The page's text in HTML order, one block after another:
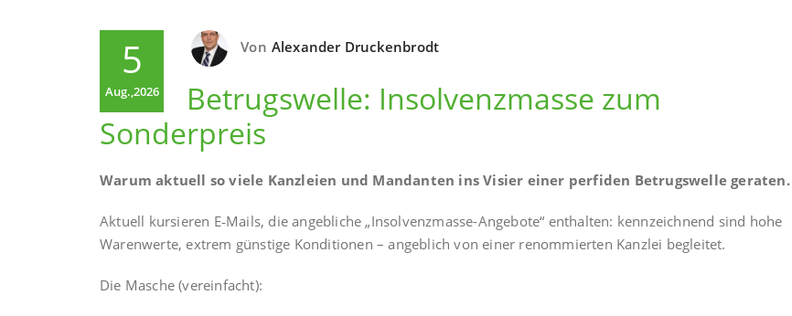
5
Aug.,2026
Von Alexander Druckenbrodt
Betrugswelle: Insolvenzmasse zum
Sonderpreis
Warum aktuell so viele Kanzleien und Mandanten ins Visier einer perfiden Betrugswelle geraten.
Aktuell kursieren E‑Mails, die angebliche „Insolvenzmasse-Angebote“ enthalten: kennzeichnend sind hohe
Warenwerte, extrem günstige Konditionen – angeblich von einer renommierten Kanzlei begleitet.
Die Masche (vereinfacht):